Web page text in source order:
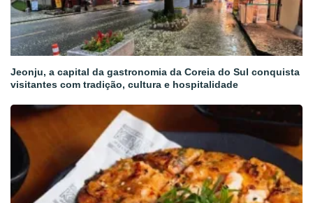
Jeonju, a capital da gastronomia da Coreia do Sul conquista
visitantes com tradição, cultura e hospitalidade